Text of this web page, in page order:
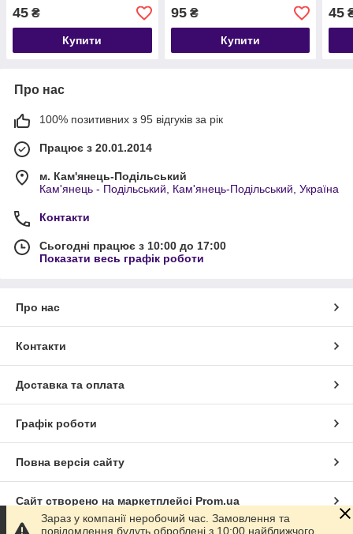
45 ₴
Купити
95₴
Купити
45
Про нас
100% позитивних з 95 відгуків за рік
Працює з 20.01.2014
м. Кам'янець-Подільський
Кам'янець - Подільський, Кам'янець-Подільський, Україна
Контакти
Сьогодні працює з 10:00 до 17:00
Показати весь графік роботи
Про нас
Контакти
Доставка та оплата
Графік роботи
Повна версія сайту
Сайт створено на маркетплейсі Prom.ua
Зараз у компанії неробочий час. Замовлення та
повідомлення будуть оброблені з 10:00 найближчого